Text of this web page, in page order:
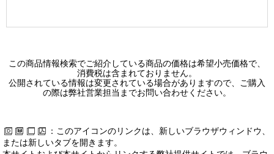
この商品情報検索でご紹介している商品の価格は希望小売価格で、
消費税は含まれておりません。
公開されている情報は変更されている場合がありますので、ご購入
の際は弊社営業担当までお問い合わせください。
：このアイコンのリンクは、新しいブラウザウィンドウ、
または新しいタブを開きます。